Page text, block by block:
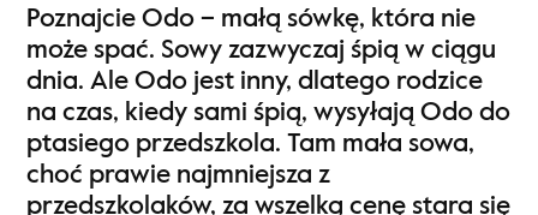
Poznajcie Odo – małą sówkę, która nie
może spać. Sowy zazwyczaj śpią w ciągu
dnia. Ale Odo jest inny, dlatego rodzice
na czas, kiedy sami śpią, wysyłają Odo do
ptasiego przedszkola. Tam mała sowa,
choć prawie najmniejsza z
przedszkolaków, za wszelką cenę stara się